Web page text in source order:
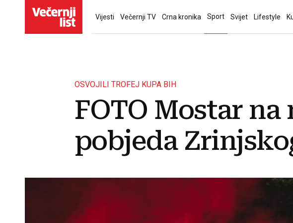
Vijesti Večernji TV Crna kronika Sport Svijet Lifestyle
OSVOJILI TROFEJ KUPA BIH
FOTO Mostar na
pobjeda